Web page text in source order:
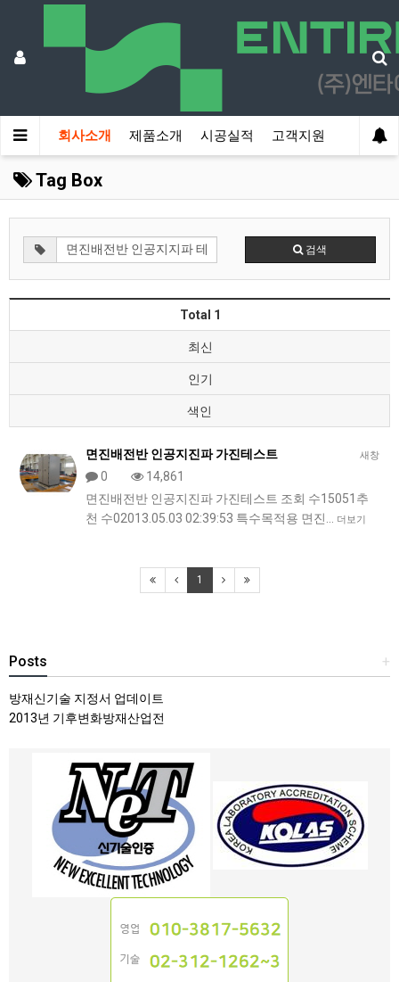
회사소개 제품소개 시공실적 고객지원
Tag Box
검색
Total 1
최신
인기
색인
새창
면진배전반 인공지진파 가진테스트
0
14,861
면진배전반 인공지진파 가진테스트 조회 수15051추
천 수02013.05.03 02:39:53 특수목적용 면진…
더보기
1
+
Posts
방재신기술 지정서 업데이트
2013년 기후변화방재산업전